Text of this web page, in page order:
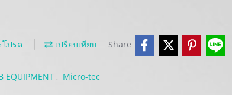
โปรด เปรียบเทียบ Share
EQUIPMENT , Micro-tec